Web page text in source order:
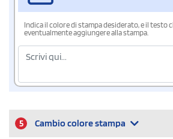
Indica il colore di stampa desiderato, e il testo
eventualmente aggiungere alla stampa.
5 Cambio colore stampa